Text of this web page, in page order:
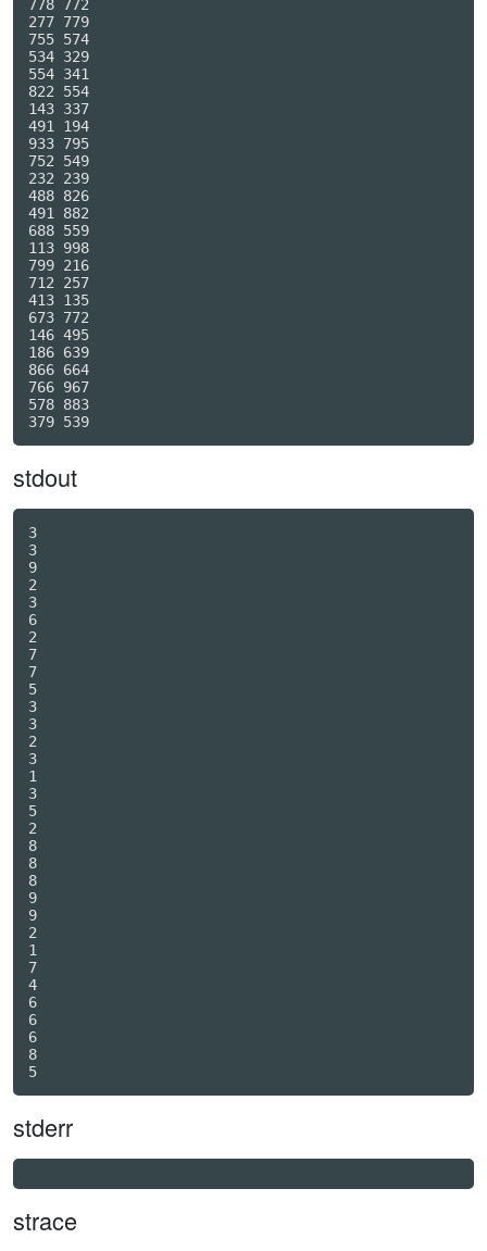
778 772
277 779
755 574
534 329
554 341
822 554
143 337
491 194
933 795
752 549
232 239
488 826
491 882
688 559
113 998
799 216
712 257
413 135
673 772
146 495
186 639
866 664
766 967
578 883
stdout
3
3
9
2
3
6
2
7
7
5
3
3
2
3
1
3
5
2
8
8
8
9
9
2
1
7
4
6
6
6
8
stderr
strace